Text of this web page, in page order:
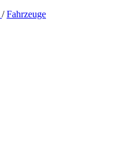
/ Fahrzeuge